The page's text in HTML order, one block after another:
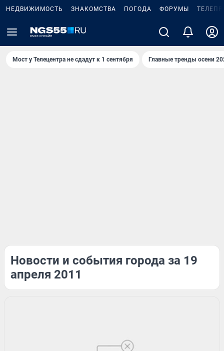
НЕДВИЖИМОСТЬ ЗНАКОМСТВА ПОГОДА ФОРУМЫ
Мост у Телецентра не сдадут к 1 сентября Главные тренды осени
Новости и события города за 19
апреля 2011